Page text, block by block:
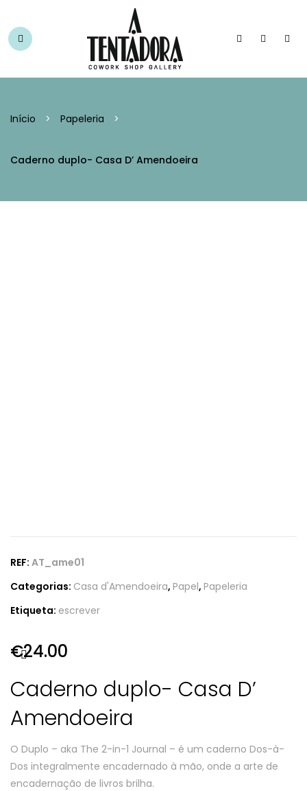
Início > Papeleria >
Caderno duplo- Casa D’ Amendoeira
REF: AT_ame01
Categorias: Casa d'Amendoeira, Papel, Papeleria
Etiqueta: escrever
€24.00
Caderno duplo- Casa D’
Amendoeira
O Duplo – aka The 2-in-1 Journal – é um caderno Dos-à-
Dos integralmente encadernado à mão, onde a arte de
encadernação de livros brilha.